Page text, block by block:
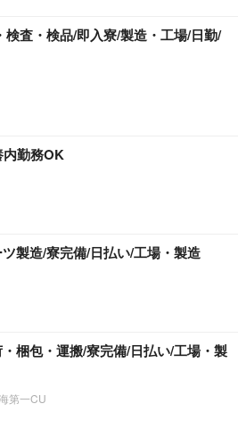
検査・検品/即入寮/製造・工場/日勤/
勤務OK
製造/寮完備/日払い/工場・製造
梱包・運搬/寮完備/日払い/工場・製
第一CU